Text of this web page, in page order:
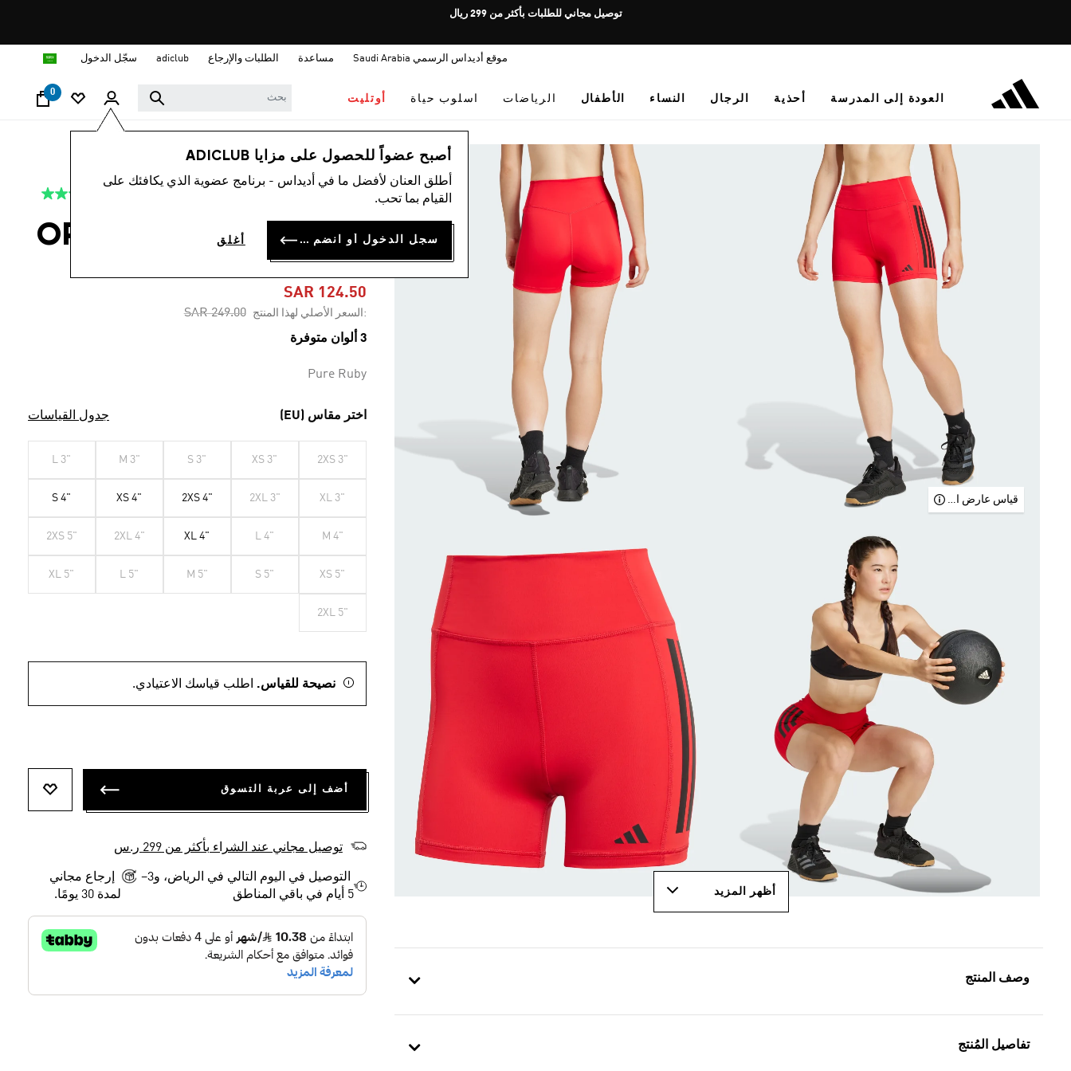
Pause
rotation
توصيل مجاني للطلبات بأكثر من 299 ريال
موقع أديداس الرسمي Saudi Arabia مساعدة الطلبات والإرجاع adiclub سجّل الدخول
العودة إلى المدرسة أحذية الرجال النساء الأطفال الرياضات اسلوب حياة أوتليت
0
أصبح عضواً للحصول على مزايا ADICLUB
أطلق العنان لأفضل ما في أديداس - برنامج عضوية الذي يكافئك على
القيام بما تحب.
سجل الدخول أو انضم الآن أغلق
قياس عارض الأزياء
أظهر المزيد
وصف المنتج
تفاصيل المُنتج
النساء ملابس
متوسط
التقييم
هو
شورت ضيّق OPTIME 3-
STRIPES 1/4
SAR 124.50
:السعر الأصلي لهذا المنتج Price reduced from
SAR 249.00
to
3 ألوان متوفرة
Pure Ruby
اختر مقاس (EU) جدول القياسات
2XS 3"
XS 3"
S 3"
M 3"
L 3"
XL 3"
2XL 3"
2XS 4"
XS 4"
S 4"
M 4"
L 4"
XL 4"
2XL 4"
2XS 5"
XS 5"
S 5"
M 5"
L 5"
XL 5"
2XL 5"
نصيحة للقياس. اطلب قياسك الاعتيادي.
أضف إلى عربة التسوق
توصيل مجاني عند الشراء بأكثر من 299 ر.س
التوصيل في اليوم التالي في الرياض، و3–
5 أيام في باقي المناطق
إرجاع مجاني
لمدة 30 يومًا.